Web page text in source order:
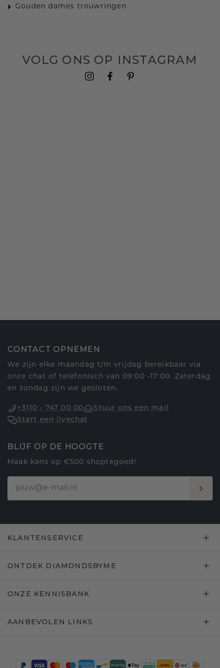
Gouden dames trouwringen
VOLG ONS OP INSTAGRAM
CONTACT OPNEMEN
We zijn elke maandag t/m vrijdag bereikbaar via
onze chat of telefonisch van 09:00 -17:00. Zaterdag
en zondag zijn we gesloten.
+3110 - 747 00 00
Stuur ons een mail
Start een livechat
BLIJF OP DE HOOGTE
Maak kans op €500 shoptegoed!
KLANTENSERVICE
ONTDEK DIAMONDSBYME
ONZE KENNISBANK
AANBEVOLEN LINKS